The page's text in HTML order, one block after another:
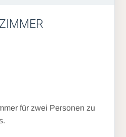
für zwei Personen zu